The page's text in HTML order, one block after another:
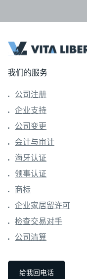
我们的服务
公司注册
企业支持
公司变更
会计与审计
海牙认证
领事认证
商标
企业家居留许可
检查交易对手
公司清算
给我回电话